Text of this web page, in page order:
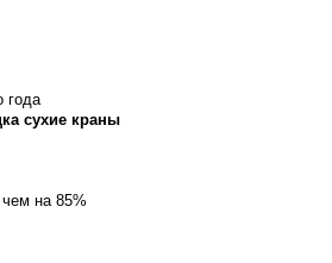
года
сухие краны
на 85%